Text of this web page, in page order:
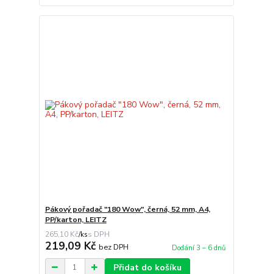
Pákový pořadač "180 Wow", černá, 52 mm, A4,
PP/karton, LEITZ
265,10 Kč/ks
219,09 Kč bez DPH Dodání 3 – 6 dnů
Přidat do košíku